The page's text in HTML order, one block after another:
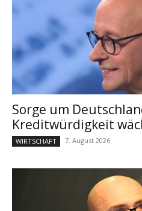
Sorge um
Kreditwürdigkeit
WIRTSCHAFT 7. August 2026